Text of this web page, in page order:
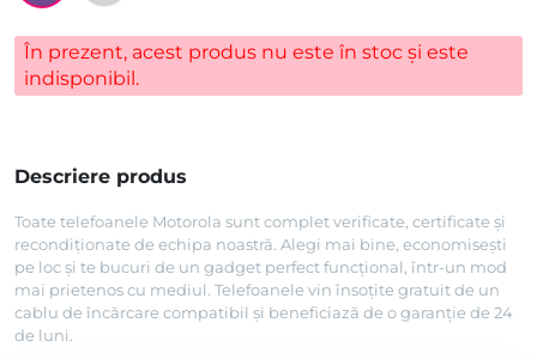
În prezent, acest produs nu este în stoc și este
indisponibil.
Descriere produs
Toate telefoanele Motorola sunt complet verificate, certificate și
recondiționate de echipa noastră. Alegi mai bine, economisești
pe loc și te bucuri de un gadget perfect funcțional, într-un mod
mai prietenos cu mediul. Telefoanele vin însoțite gratuit de un
cablu de încărcare compatibil și beneficiază de o garanție de 24
de luni.